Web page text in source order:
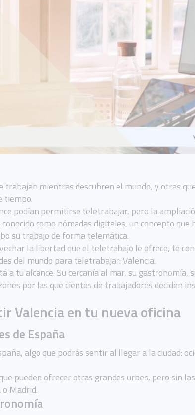
trabajan mientras descubren el mundo, y otras
tiempo.
podían permitirse teletrabajar, pero la
como nómadas digitales, un concepto
su trabajo de forma telemática.
la libertad que el teletrabajo le ofrece, te
del mundo para teletrabajar: Valencia.
a tu alcance. Su cercanía al mar, su
por las que cientos de trabajadores deciden
Valencia en tu nueva oficina
de España
algo que podrás sentir al llegar a la ciudad:
pueden ofrecer otras grandes urbes, pero sin
Madrid.